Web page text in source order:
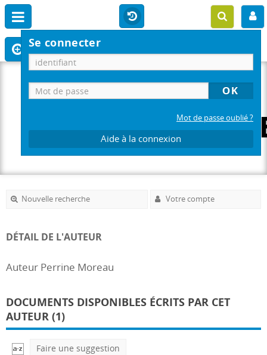
Se connecter
Mot de passe oublié ?
Aide à la connexion
Nouvelle recherche Votre compte
DÉTAIL DE L'AUTEUR
Auteur Perrine Moreau
DOCUMENTS DISPONIBLES ÉCRITS PAR CET
AUTEUR (1)
Faire une suggestion